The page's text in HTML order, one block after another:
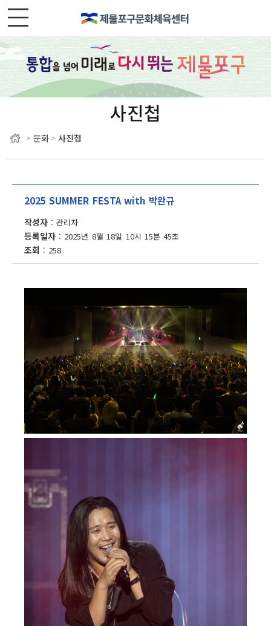
사진첩
> 문화 > 사진첩
2025 SUMMER FESTA with 박완규
작성자 관리자
등록일자 2025년 8월 18일 10시 15분 45초
조회 258